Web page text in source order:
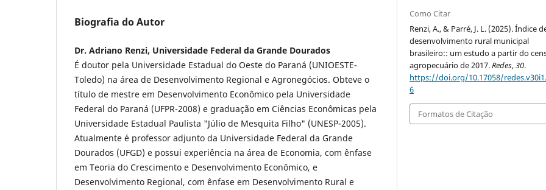
Biografia do Autor
Dr. Adriano Renzi, Universidade Federal da Grande Dourados
É doutor pela Universidade Estadual do Oeste do Paraná (UNIOESTE-
Toledo) na área de Desenvolvimento Regional e Agronegócios. Obteve o
título de mestre em Desenvolvimento Econômico pela Universidade
Federal do Paraná (UFPR-2008) e graduação em Ciências Econômicas pela
Universidade Estadual Paulista "Júlio de Mesquita Filho" (UNESP-2005).
Atualmente é professor adjunto da Universidade Federal da Grande
Dourados (UFGD) e possui experiência na área de Economia, com ênfase
em Teoria do Crescimento e Desenvolvimento Econômico, e
Desenvolvimento Regional, com ênfase em Desenvolvimento Rural e
Como Citar
Renzi, A., & Parré, J. L. (2025). Índice
desenvolvimento rural municipal
brasileiro:: um estudo a partir do
agropecuário de 2017.Redes,30.
https://doi.org/10.17058/
6
Formatos de Citação